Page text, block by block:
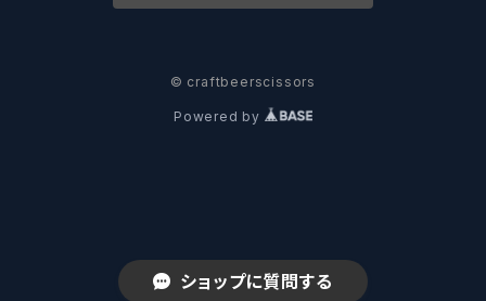
ショップに質問する
箕面ビール - MINOH BEER
サンクトガーレン - Sankt Gallen
大山Gビール -Daisen G Beer
Mikkeller ミッケラー
Hop Nation ホップネーション
Burley -バーリーオーク
Lambiek Fabriek - ファブリーク
Sandford Orchards - オーチャード
Behemoth - ベヒーモス
Deep Creek Brewing Co.
8 Wired エイトワイアード
Dainton デイントン
Strathcona ストラスコナ
ODIN BREWING オディン
LTM レ トロワ ムスクテール
Früh フリュー
© craftbeerscissors
Powered by